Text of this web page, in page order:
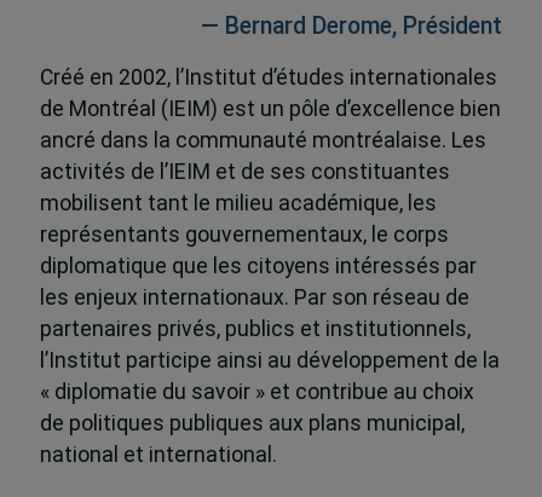
— Bernard Derome, Président
Créé en 2002, l’Institut d’études internationales
de Montréal (IEIM) est un pôle d’excellence bien
ancré dans la communauté montréalaise. Les
activités de l’IEIM et de ses constituantes
mobilisent tant le milieu académique, les
représentants gouvernementaux, le corps
diplomatique que les citoyens intéressés par
les enjeux internationaux. Par son réseau de
partenaires privés, publics et institutionnels,
l’Institut participe ainsi au développement de la
« diplomatie du savoir » et contribue au choix
de politiques publiques aux plans municipal,
national et international.